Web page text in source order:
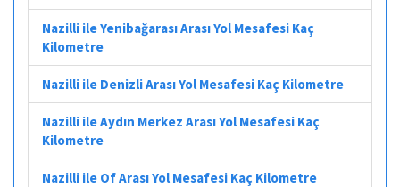
Nazilli ile Yenibağarası Arası Yol Mesafesi Kaç
Kilometre
Nazilli ile Denizli Arası Yol Mesafesi Kaç Kilometre
Nazilli ile Aydın Merkez Arası Yol Mesafesi Kaç
Kilometre
Nazilli ile Of Arası Yol Mesafesi Kaç Kilometre